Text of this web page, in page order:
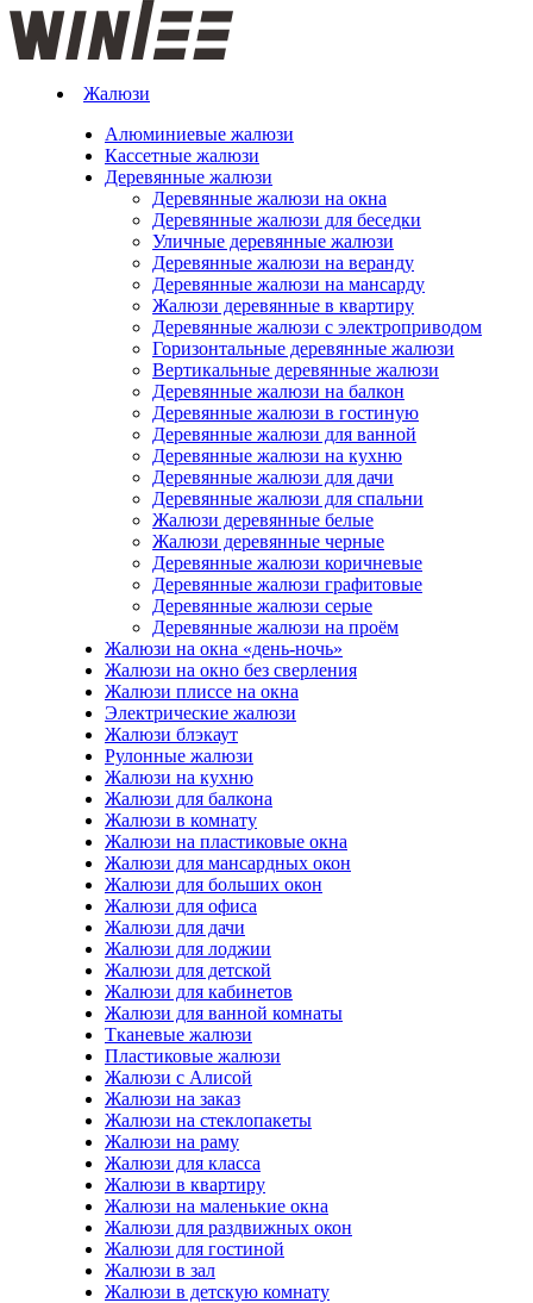
Жалюзи
Алюминиевые жалюзи
Кассетные жалюзи
Деревянные жалюзи
Деревянные жалюзи на окна
Деревянные жалюзи для беседки
Уличные деревянные жалюзи
Деревянные жалюзи на веранду
Деревянные жалюзи на мансарду
Жалюзи деревянные в квартиру
Деревянные жалюзи с электроприводом
Горизонтальные деревянные жалюзи
Вертикальные деревянные жалюзи
Деревянные жалюзи на балкон
Деревянные жалюзи в гостиную
Деревянные жалюзи для ванной
Деревянные жалюзи на кухню
Деревянные жалюзи для дачи
Деревянные жалюзи для спальни
Жалюзи деревянные белые
Жалюзи деревянные черные
Деревянные жалюзи коричневые
Деревянные жалюзи графитовые
Деревянные жалюзи серые
Деревянные жалюзи на проём
Жалюзи на окна «день-ночь»
Жалюзи на окно без сверления
Жалюзи плиссе на окна
Электрические жалюзи
Жалюзи блэкаут
Рулонные жалюзи
Жалюзи на кухню
Жалюзи для балкона
Жалюзи в комнату
Жалюзи на пластиковые окна
Жалюзи для мансардных окон
Жалюзи для больших окон
Жалюзи для офиса
Жалюзи для дачи
Жалюзи для лоджии
Жалюзи для детской
Жалюзи для кабинетов
Жалюзи для ванной комнаты
Тканевые жалюзи
Пластиковые жалюзи
Жалюзи с Алисой
Жалюзи на заказ
Жалюзи на стеклопакеты
Жалюзи на раму
Жалюзи для класса
Жалюзи в квартиру
Жалюзи на маленькие окна
Жалюзи для раздвижных окон
Жалюзи для гостиной
Жалюзи в зал
Жалюзи в детскую комнату